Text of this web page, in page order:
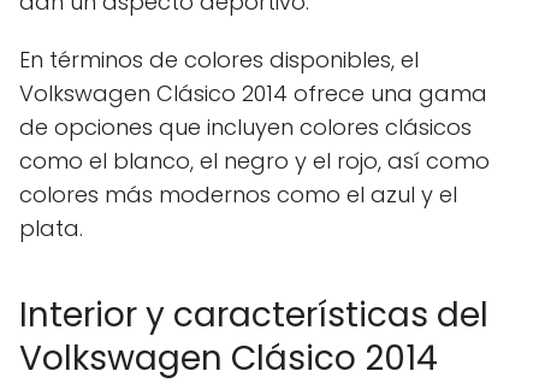
En términos de colores disponibles, el
Volkswagen Clásico 2014 ofrece una gama
de opciones que incluyen colores clásicos
como el blanco, el negro y el rojo, así como
colores más modernos como el azul y el
plata.
Interior y características del
Volkswagen Clásico 2014